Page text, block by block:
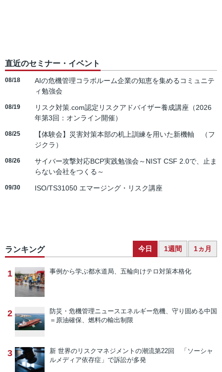
直近のセミナー・イベント
08/18
AIの危機管理コラボルーム企業の知恵を集めるコミュニテ
ィ勉強会
08/19
リスク対策.com認定リスクアドバイザー養成講座（2026
年第3回：オンライン開催）
08/25
【体験会】災害対策本部の机上訓練を用いた新機軸 （フ
ジクラ）
08/26
サイバー攻撃対応BCP実践勉強会～NIST CSF 2.0で、止ま
らない会社をつくる～
09/30 ISO/TS31050 エマージング・リスク講座
ランキング 今日 1週間 1ヵ月
1 事例から学ぶ都水道局、五輪向けテロ対策本格化
2 防災・危機管理ニュースエネルギー危機、守り固める中国
＝原油確保、燃料の輸出制限
3 新 世界のリスクマネジメントの潮流第22回 「ソーシャ
ルメディア依存症」で訴訟が多発